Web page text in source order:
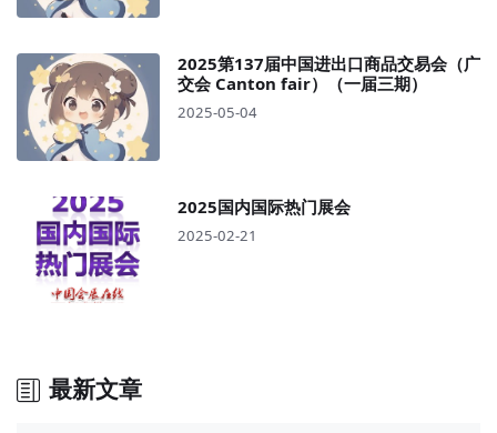
2025第137届中国进出口商品交易会（广
交会 Canton fair）（一届三期）
2025-05-04
2025国内国际热门展会
2025-02-21
最新文章